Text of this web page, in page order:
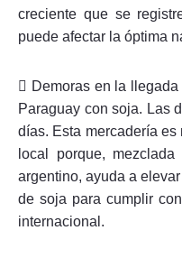
creciente que se
puede afectar la óptima
 Demoras en la
Paraguay con soja. Las
días. Esta mercadería es
local porque,
argentino, ayuda a
de soja para cumplir
internacional.